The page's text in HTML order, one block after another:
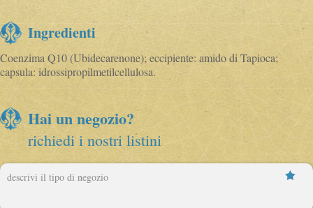
Ingredienti
Coenzima Q10 (Ubidecarenone); eccipiente: amido di Tapioca;
capsula: idrossipropilmetilcellulosa.
Hai un negozio?
richiedi i nostri listini